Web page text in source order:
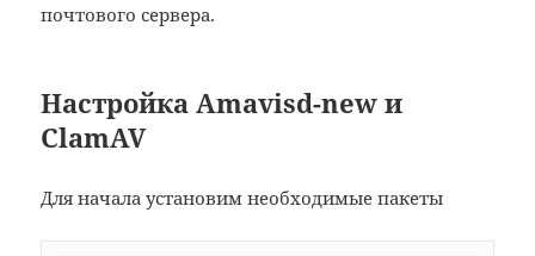
почтового сервера.
Настройка Amavisd-new и
ClamAV
Для начала установим необходимые пакеты